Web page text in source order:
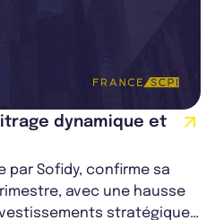
dynamique et
par Sofidy, confirme sa
avec une hausse
stratégiques